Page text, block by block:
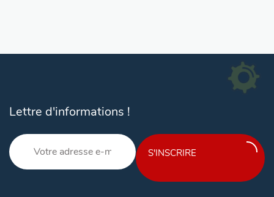
Lettre d'informations !
S'INSCRIRE